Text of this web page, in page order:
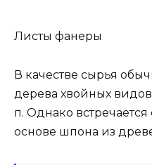
Листы фанеры
В качестве сырья
дерева хвойных видов.
п. Однако
основе шпона из